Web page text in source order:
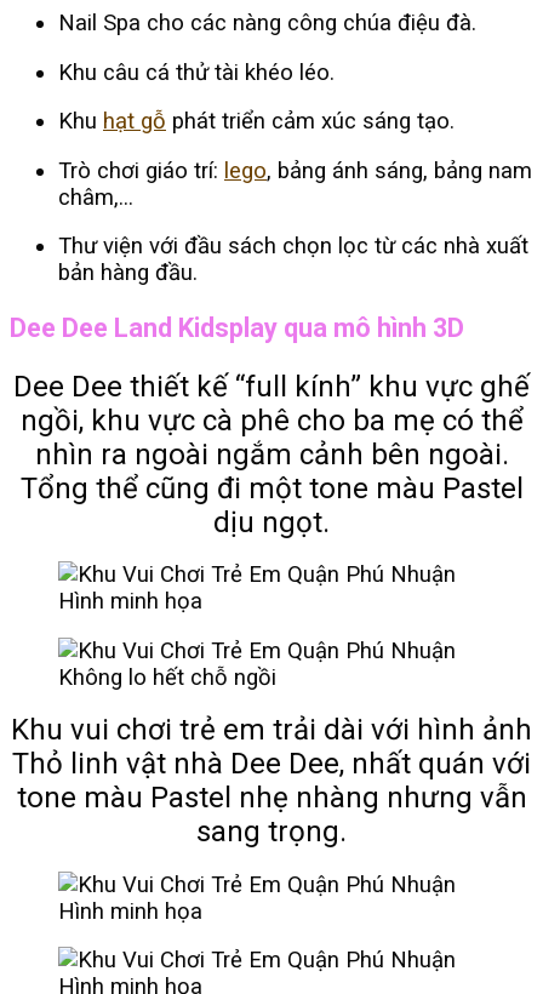
Nail Spa cho các nàng công chúa điệu đà.
Khu câu cá thử tài khéo léo.
Khu hạt gỗ phát triển cảm xúc sáng tạo.
Trò chơi giáo trí: lego, bảng ánh sáng, bảng nam
châm,…
Thư viện với đầu sách chọn lọc từ các nhà xuất
bản hàng đầu.
Dee Dee Land Kidsplay qua mô hình 3D
Dee Dee thiết kế “full kính” khu vực ghế
ngồi, khu vực cà phê cho ba mẹ có thể
nhìn ra ngoài ngắm cảnh bên ngoài.
Tổng thể cũng đi một tone màu Pastel
dịu ngọt.
Hình minh họa
Không lo hết chỗ ngồi
Khu vui chơi trẻ em trải dài với hình ảnh
Thỏ linh vật nhà Dee Dee, nhất quán với
tone màu Pastel nhẹ nhàng nhưng vẫn
sang trọng.
Hình minh họa
Hình minh họa